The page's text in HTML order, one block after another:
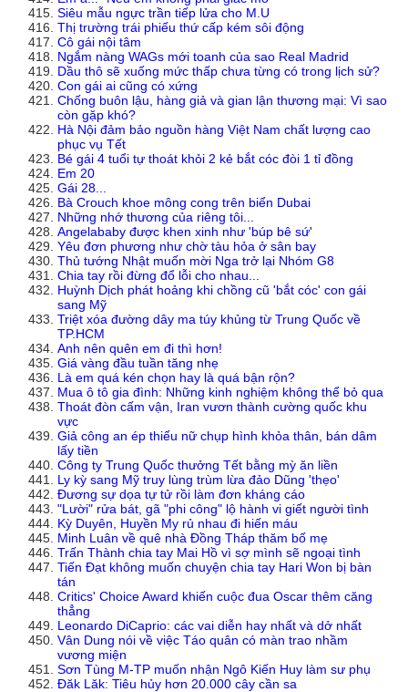
Siêu mẫu ngực trần tiếp lửa cho M.U
Thị trường trái phiếu thứ cấp kém sôi động
Cô gái nội tâm
Ngắm nàng WAGs mới toanh của sao Real Madrid
Dầu thô sẽ xuống mức thấp chưa từng có trong lịch sử?
Con gái ai cũng có xứng
Chống buôn lậu, hàng giả và gian lận thương mại: Vì sao
còn gặp khó?
Hà Nội đảm bảo nguồn hàng Việt Nam chất lượng cao
phục vụ Tết
Bé gái 4 tuổi tự thoát khỏi 2 kẻ bắt cóc đòi 1 tỉ đồng
Em 20
Gái 28...
Bà Crouch khoe mông cong trên biển Dubai
Những nhớ thương của riêng tôi...
Angelababy được khen xinh như 'búp bê sứ'
Yêu đơn phương như chờ tàu hỏa ở sân bay
Thủ tướng Nhật muốn mời Nga trở lại Nhóm G8
Chia tay rồi đừng đổ lỗi cho nhau...
Huỳnh Dịch phát hoảng khi chồng cũ 'bắt cóc' con gái
sang Mỹ
Triệt xóa đường dây ma túy khủng từ Trung Quốc về
TP.HCM
Anh nên quên em đi thì hơn!
Giá vàng đầu tuần tăng nhẹ
Là em quá kén chọn hay là quá bận rộn?
Mua ô tô gia đình: Những kinh nghiệm không thể bỏ qua
Thoát đòn cấm vận, Iran vươn thành cường quốc khu
vực
Giả công an ép thiếu nữ chụp hình khỏa thân, bán dâm
lấy tiền
Công ty Trung Quốc thưởng Tết bằng mỳ ăn liền
Ly kỳ sang Mỹ truy lùng trùm lừa đảo Dũng 'thẹo'
Đương sự dọa tự tử rồi làm đơn kháng cáo
"Lười" rửa bát, gã "phi công" lộ hành vi giết người tình
Kỳ Duyên, Huyền My rủ nhau đi hiến máu
Minh Luân về quê nhà Đồng Tháp thăm bố mẹ
Trấn Thành chia tay Mai Hồ vì sợ mình sẽ ngoại tình
Tiến Đạt không muốn chuyện chia tay Hari Won bị bàn
tán
Critics' Choice Award khiến cuộc đua Oscar thêm căng
thẳng
Leonardo DiCaprio: các vai diễn hay nhất và dở nhất
Vân Dung nói về việc Táo quân có màn trao nhầm
vương miện
Sơn Tùng M-TP muốn nhận Ngô Kiến Huy làm sư phụ
Đăk Lăk: Tiêu hủy hơn 20.000 cây cần sa